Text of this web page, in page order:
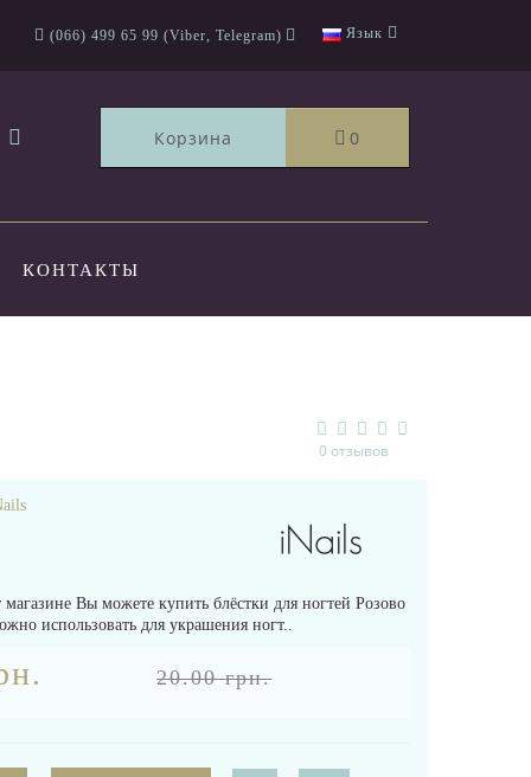
(066) 499 65 99 (Viber, Telegram) Язык
Корзина 0
КОНТАКТЫ
0 отзывов
Вы можете купить блёстки для ногтей Розово
использовать для украшения ногт..
20.00 грн.